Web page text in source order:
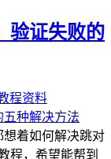
验证失败的
程资料
着如何解决跳对
程，希望能帮到